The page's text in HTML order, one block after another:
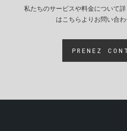
私たちのサービスや料金について
はこちらよりお問い合わ
PRENEZ